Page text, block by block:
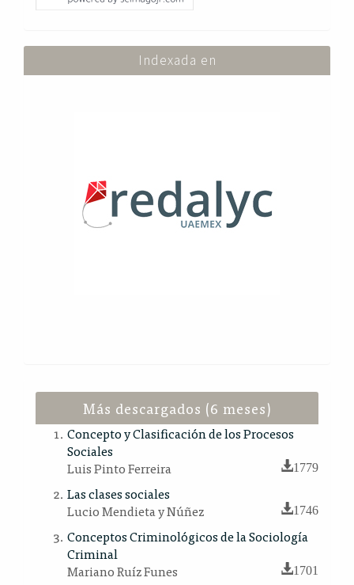
Indexada en
Más descargados (6 meses)
Concepto y Clasificación de los Procesos
Sociales
Luis Pinto Ferreira
1779
Las clases sociales
Lucio Mendieta y Núñez
1746
Conceptos Criminológicos de la Sociología
Criminal
Mariano Ruíz Funes
1701